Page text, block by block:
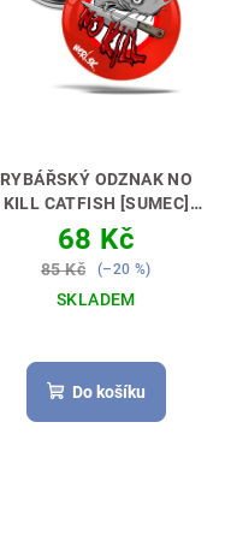
RYBÁŘSKÝ ODZNAK NO
KILL CATFISH [SUMEC]
MALÝ ODZNAK – VELKÁ
RADOST 🎖😊🎣
68 Kč
85 Kč (–20 %)
SKLADEM
Do košíku